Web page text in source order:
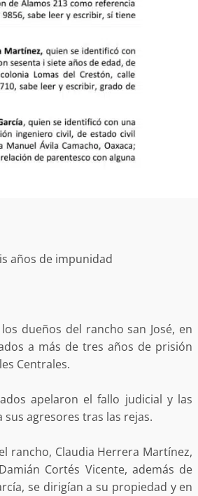
años de impunidad
dueños del rancho san José, en
a más de tres años de prisión
Centrales.
apelaron el fallo judicial y las
agresores tras las rejas.
rancho, Claudia Herrera Martínez,
Cortés Vicente, además de
se dirigían a su propiedad y en
electoral extraordinario de
Santiago Xanica: Jesús Romero
7 agosto 2026
delitos de delincuencia
organizada y contrabando
16 julio 2026